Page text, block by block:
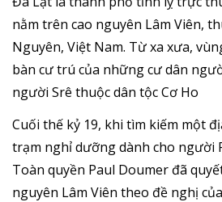
nằm trên cao nguyên Lâm Viên,
Nguyên, Việt Nam. Từ xa xưa,
bàn cư trú của những cư dân
người Srê thuộc dân tộc Cơ Ho
Cuối thế kỷ 19, khi tìm kiếm một
trạm nghỉ dưỡng dành cho người
Toàn quyền Paul Doumer đã
nguyên Lâm Viên theo đề nghị